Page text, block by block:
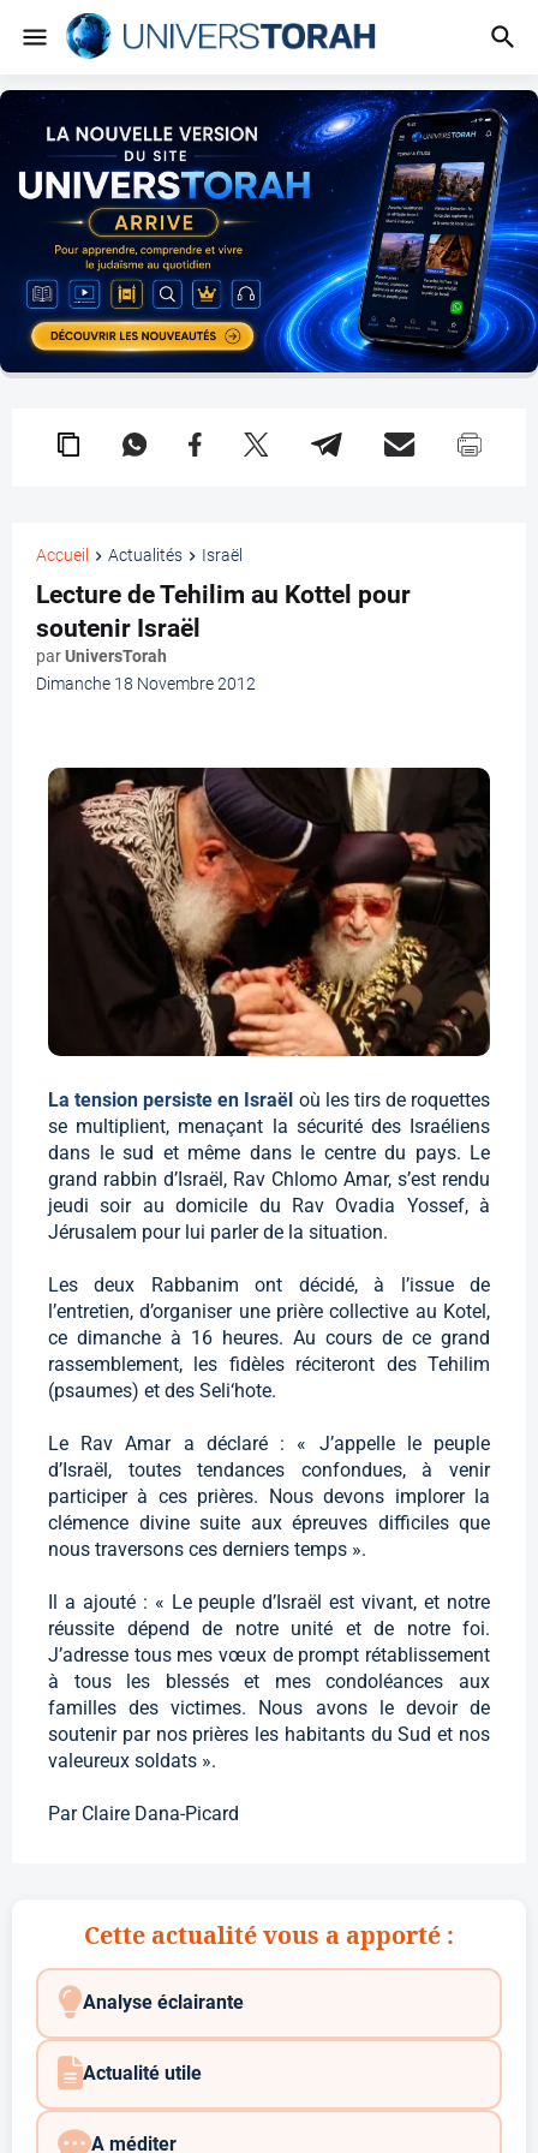
Accueil Actualités Israël
Lecture de Tehilim au Kottel pour
soutenir Israël
parUniversTorah
Dimanche 18 Novembre 2012
La tension persiste en Israël où les tirs de roquettes
se multiplient, menaçant la sécurité des Israéliens
dans le sud et même dans le centre du pays. Le
grand rabbin d’Israël, Rav Chlomo Amar, s’est rendu
jeudi soir au domicile du Rav Ovadia Yossef, à
Jérusalem pour lui parler de la situation.
Les deux Rabbanim ont décidé, à l’issue de
l’entretien, d’organiser une prière collective au Kotel,
ce dimanche à 16 heures. Au cours de ce grand
rassemblement, les fidèles réciteront des Tehilim
(psaumes) et des Seli‘hote.
Le Rav Amar a déclaré : « J’appelle le peuple
d’Israël, toutes tendances confondues, à venir
participer à ces prières. Nous devons implorer la
clémence divine suite aux épreuves difficiles que
nous traversons ces derniers temps ».
Il a ajouté : « Le peuple d’Israël est vivant, et notre
réussite dépend de notre unité et de notre foi.
J’adresse tous mes vœux de prompt rétablissement
à tous les blessés et mes condoléances aux
familles des victimes. Nous avons le devoir de
soutenir par nos prières les habitants du Sud et nos
valeureux soldats ».
Par Claire Dana-Picard
Cette actualité vous a apporté :
Analyse éclairante
Actualité utile
A méditer